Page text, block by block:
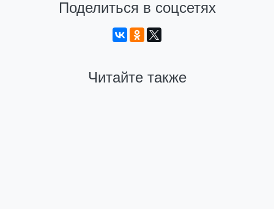
Поделиться в соцсетях
Читайте также